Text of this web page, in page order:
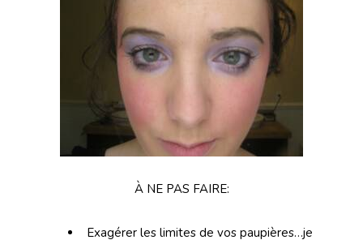
À NE PAS FAIRE:
Exagérer les limites de vos paupières…je